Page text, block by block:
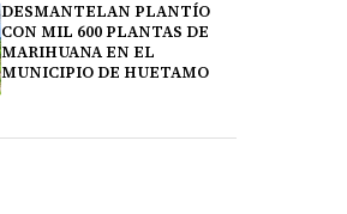
DESMANTELAN PLANTÍO
CON MIL 600 PLANTAS DE
MARIHUANA EN EL
MUNICIPIO DE HUETAMO